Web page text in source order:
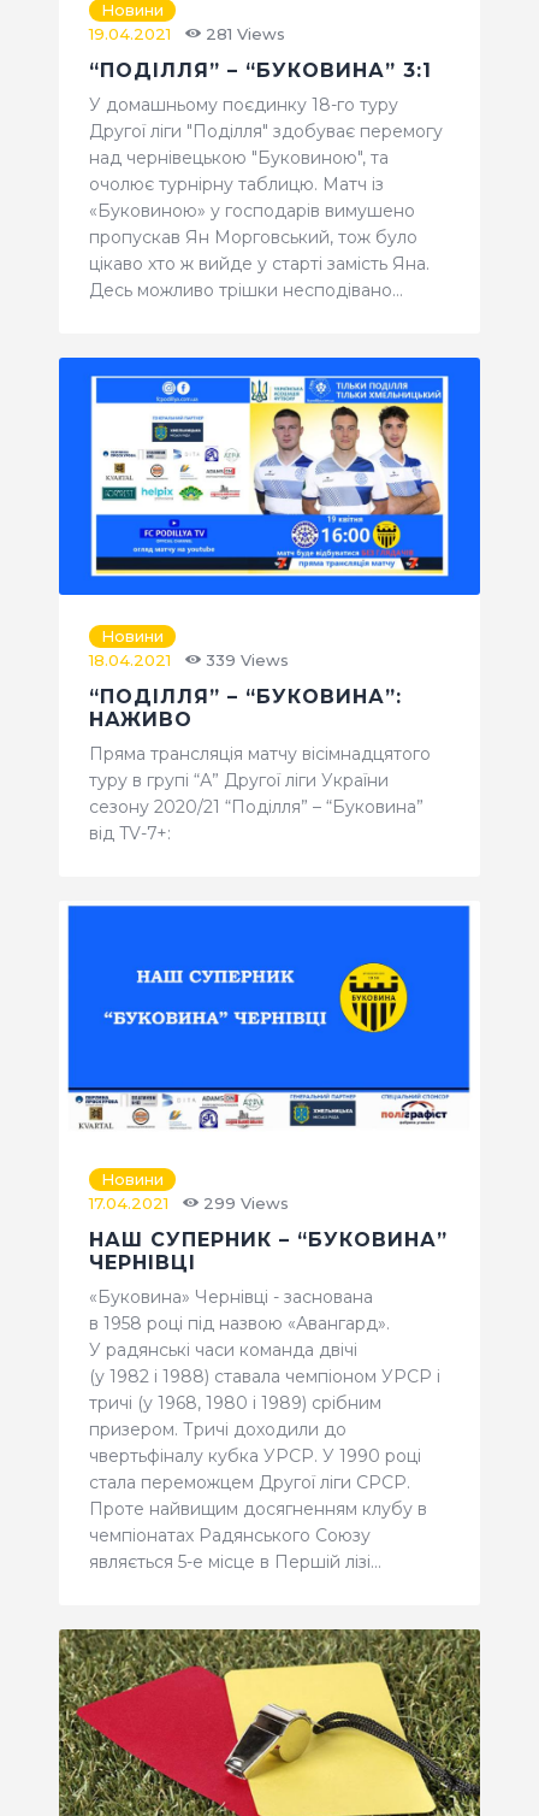
Новини
19.04.2021
281 Views
“ПОДІЛЛЯ” – “БУКОВИНА” 3:1
У домашньому поєдинку 18-го туру
Другої ліги "Поділля" здобуває перемогу
над чернівецькою "Буковиною", та
очолює турнірну таблицю. Матч із
«Буковиною» у господарів вимушено
пропускав Ян Морговський, тож було
цікаво хто ж вийде у старті замість Яна.
Десь можливо трішки несподівано…
Новини
18.04.2021
339 Views
“ПОДІЛЛЯ” – “БУКОВИНА”:
НАЖИВО
Пряма трансляція матчу вісімнадцятого
туру в групі “А” Другої ліги України
сезону 2020/21 “Поділля” – “Буковина”
від TV-7+:
Новини
17.04.2021
299 Views
НАШ СУПЕРНИК – “БУКОВИНА”
ЧЕРНІВЦІ
«Буковина» Чернівці - заснована
в 1958 році під назвою «Авангард».
У радянські часи команда двічі
(у 1982 і 1988) ставала чемпіоном УРСР і
тричі (у 1968, 1980 і 1989) срібним
призером. Тричі доходили до
чвертьфіналу кубка УРСР. У 1990 році
стала переможцем Другої ліги СРСР.
Проте найвищим досягненням клубу в
чемпіонатах Радянського Союзу
являється 5-е місце в Першій лізі…